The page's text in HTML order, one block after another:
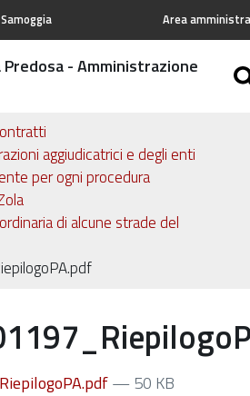
Area
Predosa - Amministrazione
aggiudicatrici e degli enti
per ogni procedura
di alcune strade del
— 50 KB